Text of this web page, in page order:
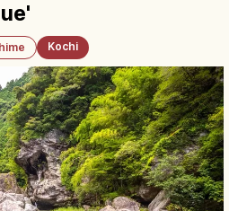
Kochi